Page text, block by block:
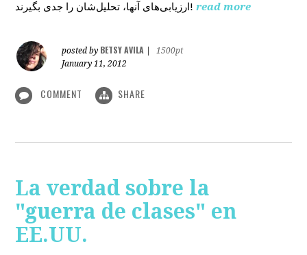
ارزیابی‌های آنها، تحلیل‌‌شان را جدی بگیرند! read more
posted by BETSY AVILA
1500pt
January 11, 2012
COMMENT SHARE
La verdad sobre la
"guerra de clases" en
EE.UU.